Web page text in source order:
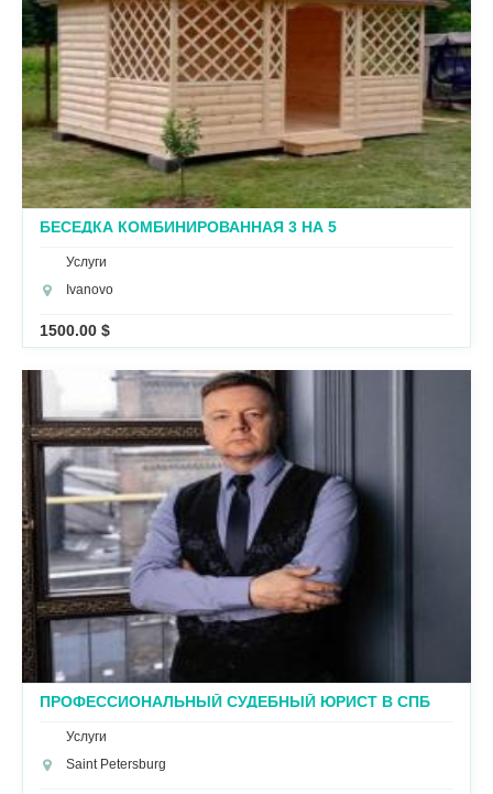
БЕСЕДКА КОМБИНИРОВАННАЯ 3 НА 5
Услуги
Ivanovo
1500.00 $
ПРОФЕССИОНАЛЬНЫЙ СУДЕБНЫЙ ЮРИСТ В СПБ
Услуги
Saint Petersburg